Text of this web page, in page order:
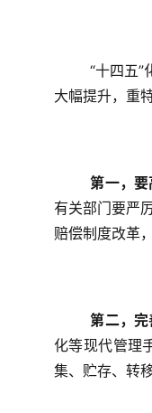
“十四五
大幅提升，重
第一，要
有关部门要严
赔偿制度改革
第二，
化等现代管理
集、贮存、转